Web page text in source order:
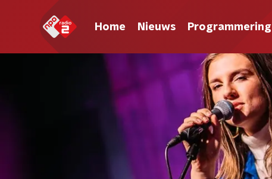
Home Nieuws Programmering